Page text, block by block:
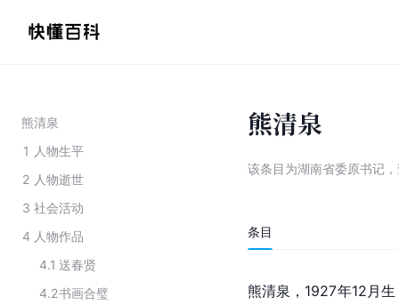
熊清泉
1 人物生平
2 人物逝世
3 社会活动
4 人物作品
4.1 送春贤
4.2书画合璧
熊清泉
该条目为湖南省委原书记 ，
条目
熊清泉，1927年12月